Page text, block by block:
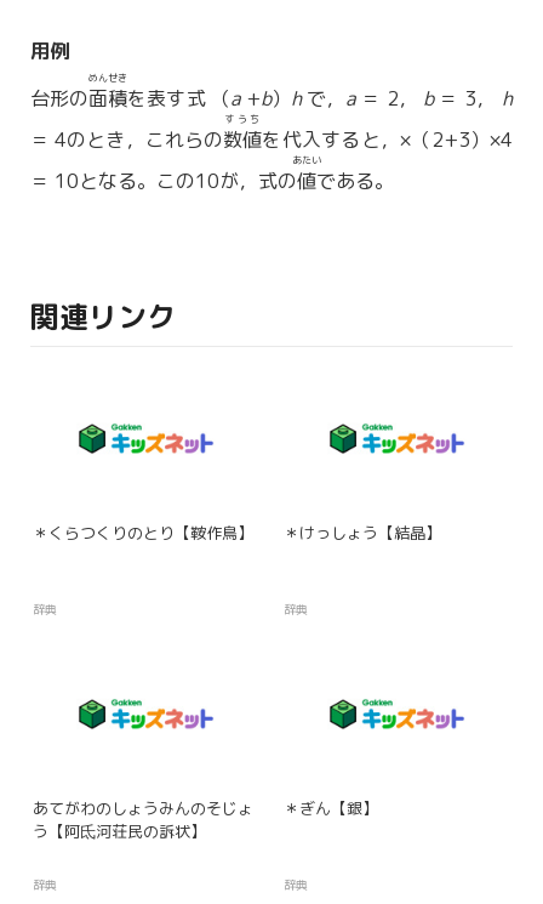
用例
台形の面積
めんせき
を表す式 （a +b） hで， a ＝ 2， b＝ 3， h
＝ 4のとき，これらの数値
すうち
を代入すると，×（2+3）×4
＝ 10となる。この10が，式の値
あたい
である。
関連リンク
＊くらつくりのとり【鞍作鳥】
辞典
＊けっしょう【結晶】
辞典
あてがわのしょうみんのそじょ
う【阿氐河荘民の訴状】
辞典
＊ぎん【銀】
辞典